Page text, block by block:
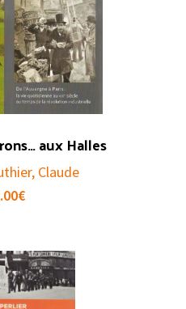
aux Halles
Claude
€